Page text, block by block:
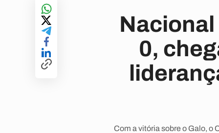
Nacional
0,
Com a vitória sobre o Galo, o